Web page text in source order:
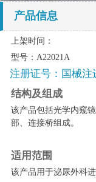
产品信息
上架时间：
型号：A22021A
注册证号：国械注
结构及组成
该产品包括光学内窥
部、连接桥组成。
适用范围
该产品用于泌尿外科